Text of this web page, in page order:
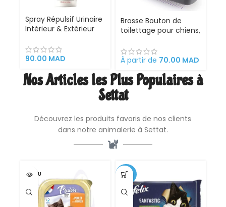
Spray Répulsif Urinaire
Intérieur & Extérieur
VetoCare 200ml
90.00 MAD
Brosse Bouton de
toilettage pour chiens,
chevaux, 18 x 12 x 7 cm
rétractable, facile à
ergonomique en acier
inoxydable. Peigne
outil professionnel de
À partir de 70.00 MAD
Nos Articles les Plus Populaires à
Settat
Découvrez les produits favoris de nos clients
dans notre animalerie à Settat.
VENDU -35%